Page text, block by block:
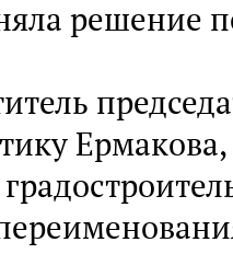
решение